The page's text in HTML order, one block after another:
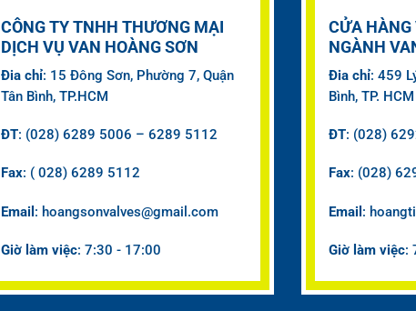
CÔNG TY TNHH THƯƠNG MẠI
DỊCH VỤ VAN HOÀNG SƠN
Đia chỉ: 15 Đông Sơn, Phường 7, Quận
Tân Bình, TP.HCM
ĐT: (028) 6289 5006 – 6289 5112
Fax: ( 028) 6289 5112
Email : hoangsonvalves@gmail.com
Giờ làm việc: 7:30 - 17:00
CỬA HÀNG
NGÀNH
Đia chỉ: 459
Bình, TP. HCM
ĐT: (028)
Fax: (028)
Email :
Giờ làm việc: